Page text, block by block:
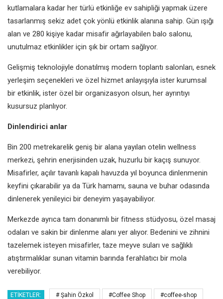
kutlamalara kadar her türlü etkinliğe ev sahipliği yapmak üzere
tasarlanmış sekiz adet çok yönlü etkinlik alanına sahip. Gün ışığı
alan ve 280 kişiye kadar misafir ağırlayabilen balo salonu,
unutulmaz etkinlikler için şık bir ortam sağlıyor.
Gelişmiş teknolojiyle donatılmış modern toplantı salonları, esnek
yerleşim seçenekleri ve özel hizmet anlayışıyla ister kurumsal
bir etkinlik, ister özel bir organizasyon olsun, her ayrıntıyı
kusursuz planlıyor.
Dinlendirici anlar
Bin 200 metrekarelik geniş bir alana yayılan otelin wellness
merkezi, şehrin enerjisinden uzak, huzurlu bir kaçış sunuyor.
Misafirler, açılır tavanlı kapalı havuzda yıl boyunca dinlenmenin
keyfini çıkarabilir ya da Türk hamamı, sauna ve buhar odasında
dinlenerek yenileyici bir deneyim yaşayabiliyor.
Merkezde ayrıca tam donanımlı bir fitness stüdyosu, özel masaj
odaları ve sakin bir dinlenme alanı yer alıyor. Bedenini ve zihnini
tazelemek isteyen misafirler, taze meyve suları ve sağlıklı
atıştırmalıklar sunan vitamin barında ferahlatıcı bir mola
verebiliyor.
ETIKETLER: # Şahin Özkol #Coffee Shop #coffee-shop